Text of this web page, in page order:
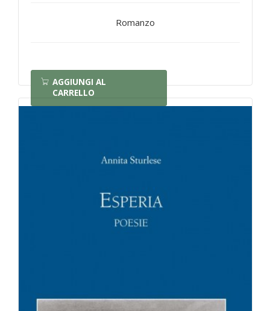
Romanzo
AGGIUNGI AL
CARRELLO